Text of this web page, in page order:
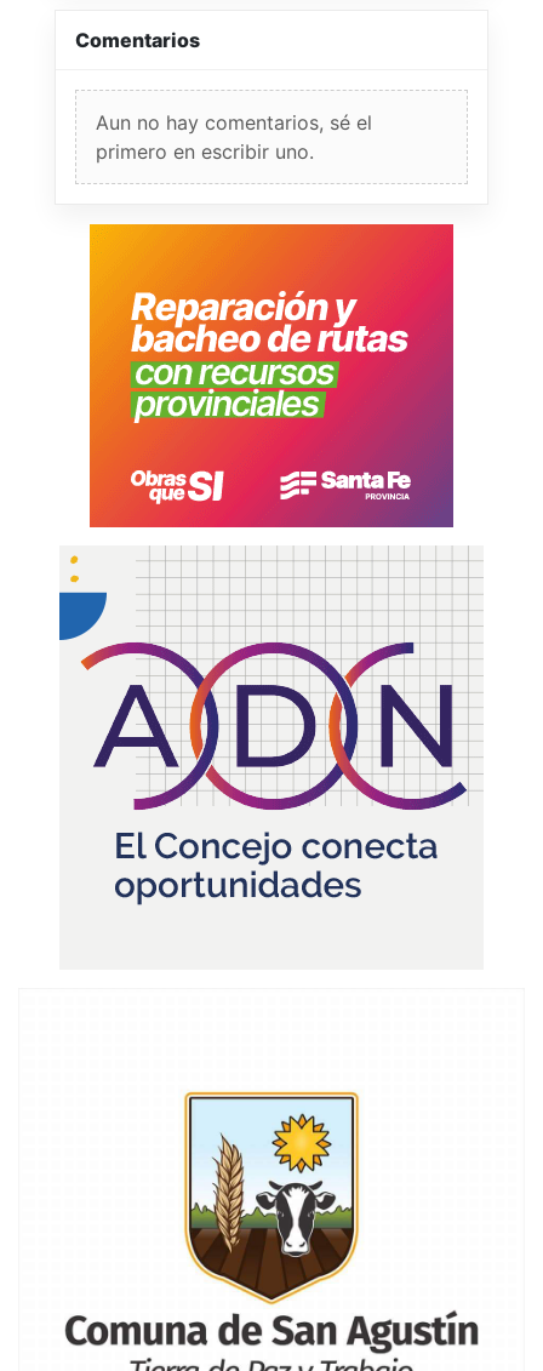
Comentarios
Aun no hay comentarios, sé el
primero en escribir uno.